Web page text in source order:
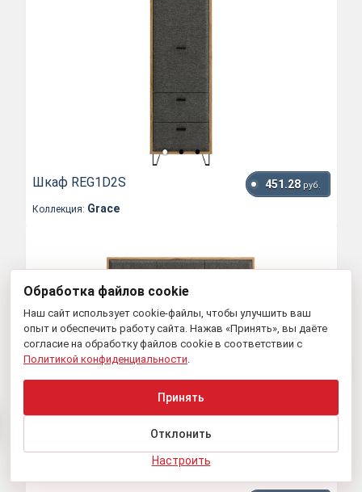
Шкаф REG1D2S 451.28 руб.
Коллекция: Grace
Обработка файлов cookie
Наш сайт использует cookie-файлы, чтобы улучшить ваш
опыт и обеспечить работу сайта. Нажав «Принять», вы даёте
согласие на обработку файлов cookie в соответствии с
Политикой конфиденциальности.
Настроить
Отклонить
Принять